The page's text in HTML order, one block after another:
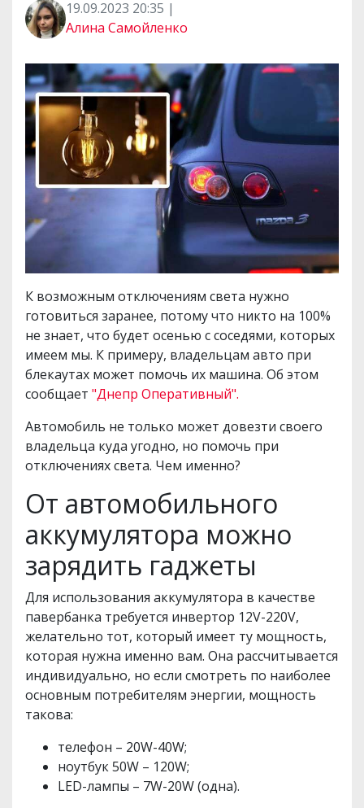
19.09.2023 20:35 |
Алина Самойленко
К возможным отключениям света нужно
готовиться заранее, потому что никто на 100%
не знает, что будет осенью с соседями, которых
имеем мы. К примеру, владельцам авто при
блекаутах может помочь их машина. Об этом
сообщает "Днепр Оперативный".
Автомобиль не только может довезти своего
владельца куда угодно, но помочь при
отключениях света. Чем именно?
От автомобильного
аккумулятора можно
зарядить гаджеты
Для использования аккумулятора в качестве
павербанка требуется инвертор 12V-220V,
желательно тот, который имеет ту мощность,
которая нужна именно вам. Она рассчитывается
индивидуально, но если смотреть по наиболее
основным потребителям энергии, мощность
такова:
телефон – 20W-40W;
ноутбук 50W – 120W;
LED-лампы – 7W-20W (одна).